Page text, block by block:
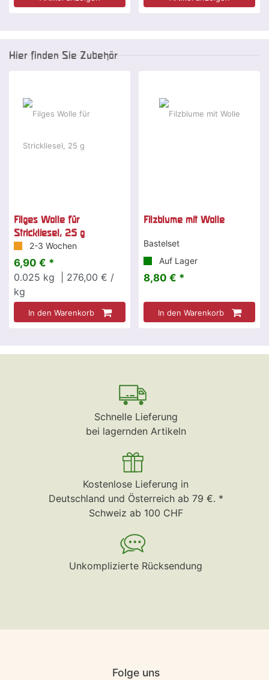
Hier finden Sie Zubehör
Filges Wolle für
Strickliesel, 25 g
2-3 Wochen
6,90 € *
0.025 kg
| 276,00 € /
kg
In den Warenkorb
Filzblume mit Wolle
Bastelset
Auf Lager
8,80 € *
In den Warenkorb
Schnelle Lieferung
bei lagernden Artikeln
Kostenlose Lieferung in
Deutschland und Österreich ab 79 €. *
Schweiz ab 100 CHF
Unkomplizierte Rücksendung
Folge uns